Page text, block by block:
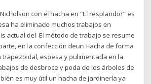
con el hacha en "El resplandor" es
ha eliminado muchos trabajos en
actual del El método de trabajo se resume
en la confección deun Hacha de forma
trapezoidal, espesa y pulimentada en la
de desbroce y poda de los árboles de
es muy útil un hacha de jardinería ya